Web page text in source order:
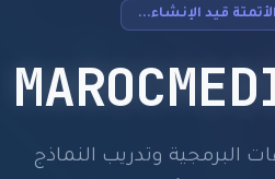
قيد الإنشاء...
البرمجية وتدريب النماذج